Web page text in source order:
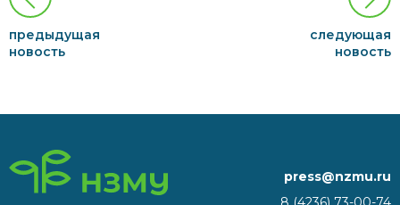
предыдущая
новость
следующая
новость
press@nzmu.ru